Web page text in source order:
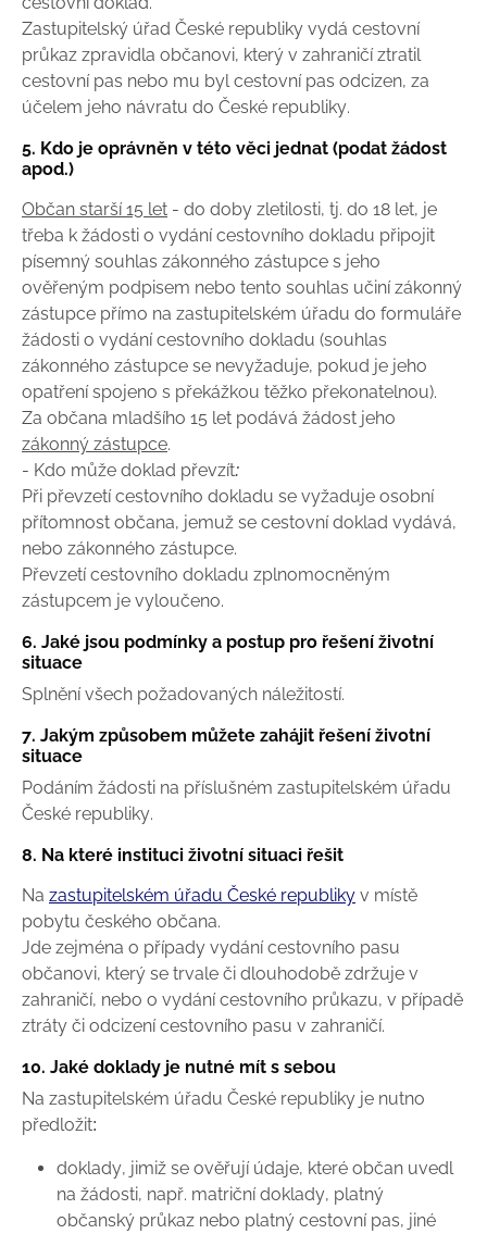
Zastupitelský úřad České republiky vydá cestovní
průkaz zpravidla občanovi, který v zahraničí ztratil
cestovní pas nebo mu byl cestovní pas odcizen, za
účelem jeho návratu do České republiky.
5. Kdo je oprávněn v této věci jednat (podat žádost
apod.)
Občan starší 15 let - do doby zletilosti, tj. do 18 let, je
třeba k žádosti o vydání cestovního dokladu připojit
písemný souhlas zákonného zástupce s jeho
ověřeným podpisem nebo tento souhlas učiní zákonný
zástupce přímo na zastupitelském úřadu do formuláře
žádosti o vydání cestovního dokladu (souhlas
zákonného zástupce se nevyžaduje, pokud je jeho
opatření spojeno s překážkou těžko překonatelnou).
Za občana mladšího 15 let podává žádost jeho
zákonný zástupce.
- Kdo může doklad převzít:
Při převzetí cestovního dokladu se vyžaduje osobní
přítomnost občana, jemuž se cestovní doklad vydává,
nebo zákonného zástupce.
Převzetí cestovního dokladu zplnomocněným
zástupcem je vyloučeno.
6. Jaké jsou podmínky a postup pro řešení životní
situace
Splnění všech požadovaných náležitostí.
7. Jakým způsobem můžete zahájit řešení životní
situace
Podáním žádosti na příslušném zastupitelském úřadu
České republiky.
8. Na které instituci životní situaci řešit
Na zastupitelském úřadu České republiky v místě
pobytu českého občana.
Jde zejména o případy vydání cestovního pasu
občanovi, který se trvale či dlouhodobě zdržuje v
zahraničí, nebo o vydání cestovního průkazu, v případě
ztráty či odcizení cestovního pasu v zahraničí.
10. Jaké doklady je nutné mít s sebou
Na zastupitelském úřadu České republiky je nutno
předložit:
doklady, jimiž se ověřují údaje, které občan uvedl
na žádosti, např. matriční doklady, platný
občanský průkaz nebo platný cestovní pas, jiné